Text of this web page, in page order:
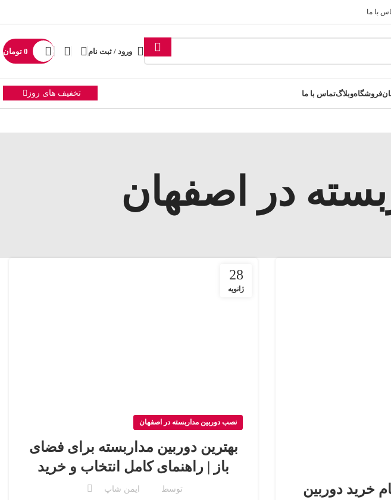
با ما
ورود / ثبت نام 0 تومان
فروشگاهوبلاگتماس با ما تخفیف های روز
در اصفهان
خرید دوربین
28
ژانویه
نصب دوربین مداربسته در اصفهان
بهترین دوربین مداربسته برای فضای
باز | راهنمای کامل انتخاب و خرید
توسط ایمن شاپ
فروشگاه تماس بگیرید